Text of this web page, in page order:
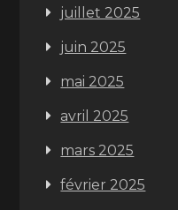
juillet 2025
juin 2025
mai 2025
avril 2025
mars 2025
février 2025